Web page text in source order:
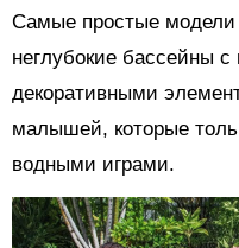
Самые простые модели
неглубокие бассейны
декоративными
малышей, которые
водными играми.